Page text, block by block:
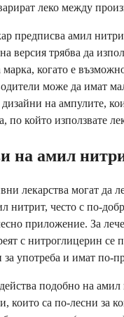
леко между
предписва амил
версия трябва да
когато е
може да имат
на ампулите,
по който използвате
на амил
лекарства могат да
нитрит, често с по-
приложение. За
с нитроглицерин се
за употреба и имат по-
подобно на амил
които са по-лесни за